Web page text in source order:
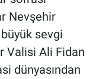
Nevşehir
büyük sevgi
Valisi Ali Fidan
dünyasından